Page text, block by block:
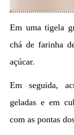
Em uma tigela
chá de farinha
açúcar.
Em seguida,
geladas e em
com as pontas